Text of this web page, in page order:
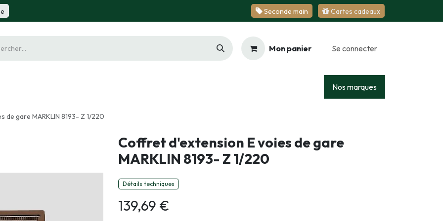
Se​​​​conde ​​​​m​​a​​in Cartes cadeaux
Mon panier Se connecter
Nos marques
gare MARKLIN 8193- Z 1/220
Coffret d'extension E voies de gare
MARKLIN 8193- Z 1/220
Détails techniques
139,69 €